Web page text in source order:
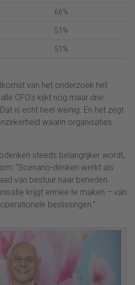
66%
51%
51%
van het onderzoek het
CFO’s kijkt nog maar drie
is echt heel weinig. En het zegt
waarin organisaties
steeds belangrijker wordt,
“Scenario-denken werkt als
van bestuur naar beneden.
krijgt ermee te maken – van
beslissingen.”